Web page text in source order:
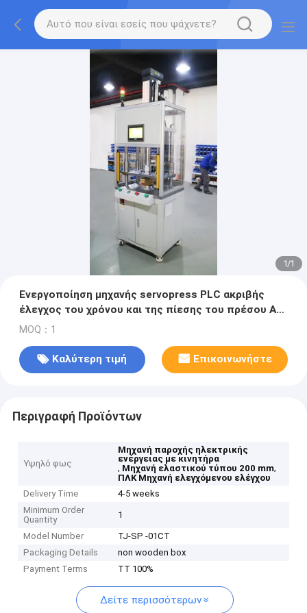
1/1
Ενεργοποίηση μηχανής servopress PLC ακριβής
έλεγχος του χρόνου και της πίεσης του πρέσου AC
380V/220V 200mm εγκεφαλικό επεισόδιο
MOQ：1
Καλύτερη τιμή Επικοινωνήστε
Περιγραφή Προϊόντων
Υψηλό φως
Μηχανή παροχής ηλεκτρικής
ενέργειας με κινητήρα
, Μηχανή ελαστικού τύπου 200 mm,
ΠΛΚ Μηχανή ελεγχόμενου ελέγχου
Delivery Time
4-5 weeks
Minimum Order
Quantity
1
Model Number
TJ-SP -01CT
Packaging Details
non wooden box
Payment Terms
TT 100%
Δείτε περισσότερων